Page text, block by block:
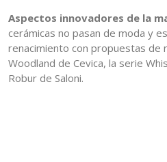
Aspectos innovadores de la
cerámicas no pasan de moda y
renacimiento con propuestas de
Woodland de Cevica, la serie
Robur de Saloni.